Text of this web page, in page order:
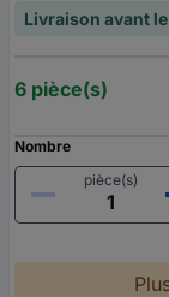
Livraison avant
6 pièce(s)
Nombre
pièce(s)